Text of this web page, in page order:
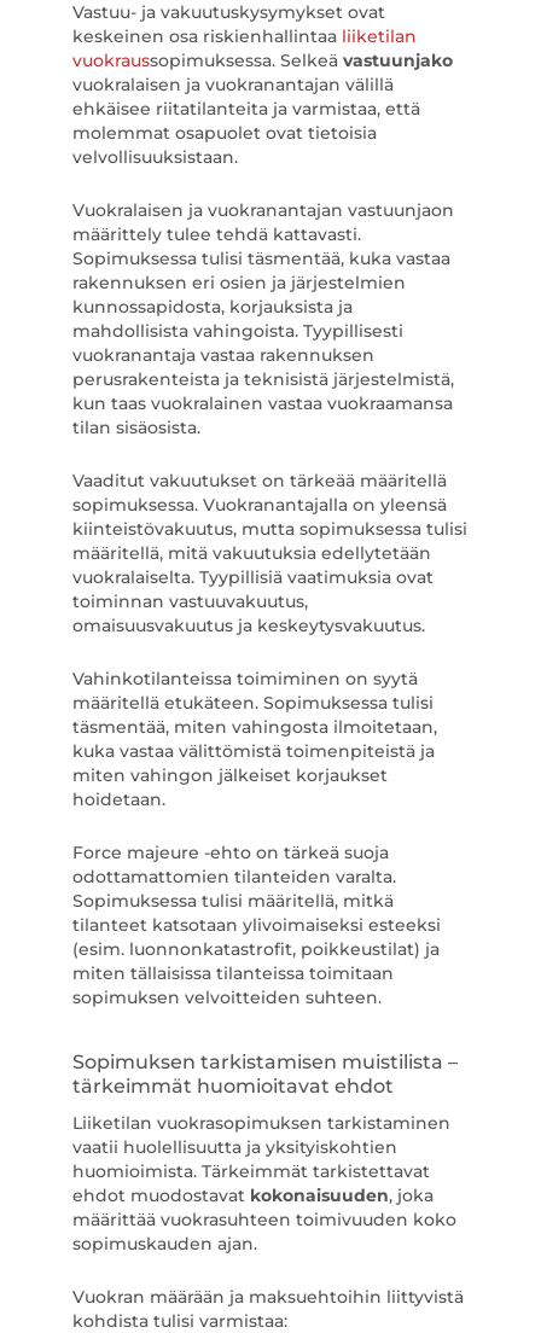
Vastuu- ja vakuutuskysymykset ovat
keskeinen osa riskienhallintaa liiketilan
vuokraussopimuksessa. Selkeä vastuunjako
vuokralaisen ja vuokranantajan välillä
ehkäisee riitatilanteita ja varmistaa, että
molemmat osapuolet ovat tietoisia
velvollisuuksistaan.
Vuokralaisen ja vuokranantajan vastuunjaon
määrittely tulee tehdä kattavasti.
Sopimuksessa tulisi täsmentää, kuka vastaa
rakennuksen eri osien ja järjestelmien
kunnossapidosta, korjauksista ja
mahdollisista vahingoista. Tyypillisesti
vuokranantaja vastaa rakennuksen
perusrakenteista ja teknisistä järjestelmistä,
kun taas vuokralainen vastaa vuokraamansa
tilan sisäosista.
Vaaditut vakuutukset on tärkeää määritellä
sopimuksessa. Vuokranantajalla on yleensä
kiinteistövakuutus, mutta sopimuksessa tulisi
määritellä, mitä vakuutuksia edellytetään
vuokralaiselta. Tyypillisiä vaatimuksia ovat
toiminnan vastuuvakuutus,
omaisuusvakuutus ja keskeytysvakuutus.
Vahinkotilanteissa toimiminen on syytä
määritellä etukäteen. Sopimuksessa tulisi
täsmentää, miten vahingosta ilmoitetaan,
kuka vastaa välittömistä toimenpiteistä ja
miten vahingon jälkeiset korjaukset
hoidetaan.
Force majeure -ehto on tärkeä suoja
odottamattomien tilanteiden varalta.
Sopimuksessa tulisi määritellä, mitkä
tilanteet katsotaan ylivoimaiseksi esteeksi
(esim. luonnonkatastrofit, poikkeustilat) ja
miten tällaisissa tilanteissa toimitaan
sopimuksen velvoitteiden suhteen.
Sopimuksen tarkistamisen muistilista –
tärkeimmät huomioitavat ehdot
Liiketilan vuokrasopimuksen tarkistaminen
vaatii huolellisuutta ja yksityiskohtien
huomioimista. Tärkeimmät tarkistettavat
ehdot muodostavat kokonaisuuden, joka
määrittää vuokrasuhteen toimivuuden koko
sopimuskauden ajan.
Vuokran määrään ja maksuehtoihin liittyvistä
kohdista tulisi varmistaa: